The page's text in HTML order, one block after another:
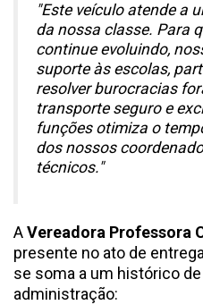
"Este veículo atende a
da nossa classe. Para
continue evoluindo,
suporte às escolas,
resolver burocracias
transporte seguro e
funções otimiza o
dos nossos
técnicos."
AVereadora Professora
presente no ato de
se soma a um histórico
administração: